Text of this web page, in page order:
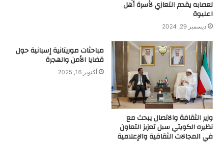
لعصابه يقدم التعازي لأسرة أهل
اعليوة
ديسمبر 29, 2024
وزير الثقافة والاتصال يبحث مع
نظيره الكويتي سبل تعزيز التعاون
في المجالات الثقافية والإعلامية
مباحثات موريتانية إسبانية حول
قضايا الأمن والهجرة
أكتوبر 16, 2025